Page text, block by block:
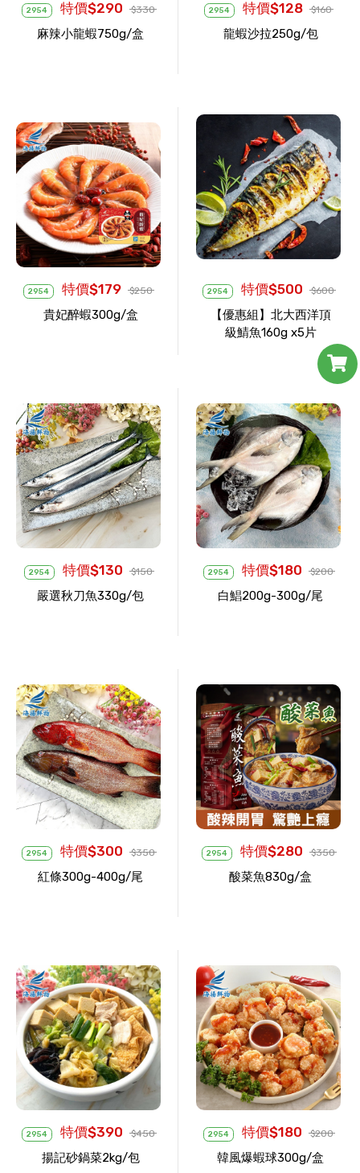
2954 特價$290 $330
麻辣小龍蝦750g/盒
2954 特價$128 $160
龍蝦沙拉250g/包
2954 特價$179 $250
貴妃醉蝦300g/盒
2954 特價$500 $600
【優惠組】北大西洋頂
級鯖魚160g x5片
2954 特價$130 $150
嚴選秋刀魚330g/包
2954 特價$180 $200
白鯧200g-300g/尾
2954 特價$300 $350
紅條300g-400g/尾
2954 特價$280 $350
酸菜魚830g/盒
2954 特價$390 $450
揚記砂鍋菜2kg/包
2954 特價$180 $200
韓風爆蝦球300g/盒